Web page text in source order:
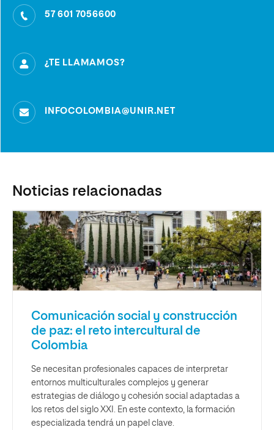
57 601 7056600
¿TE LLAMAMOS?
INFOCOLOMBIA@UNIR.NET
Noticias relacionadas
Comunicación social y construcción
de paz: el reto intercultural de
Colombia
Se necesitan profesionales capaces de interpretar
entornos multiculturales complejos y generar
estrategias de diálogo y cohesión social adaptadas a
los retos del siglo XXI. En este contexto, la formación
especializada tendrá un papel clave.